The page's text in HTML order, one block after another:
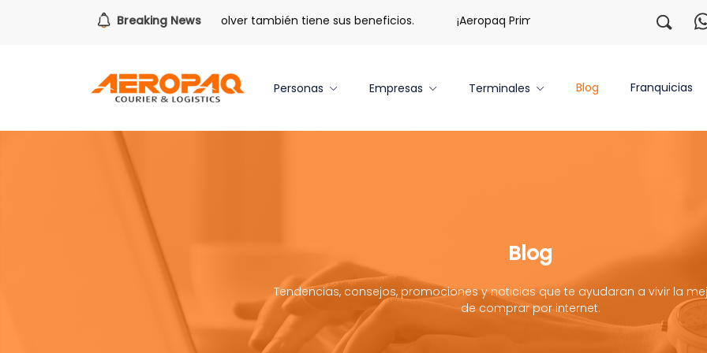
Breaking News
Para todo lo que viene. Volver también tiene sus beneficios. ¡Aeropaq Prime TE DA MÁS! ¡Regístrate
Personas Empresas Terminales Blog Franquicias
Blog
Tendencias, consejos, promociones y noticias que te ayudaran a vivir la
de comprar por internet.